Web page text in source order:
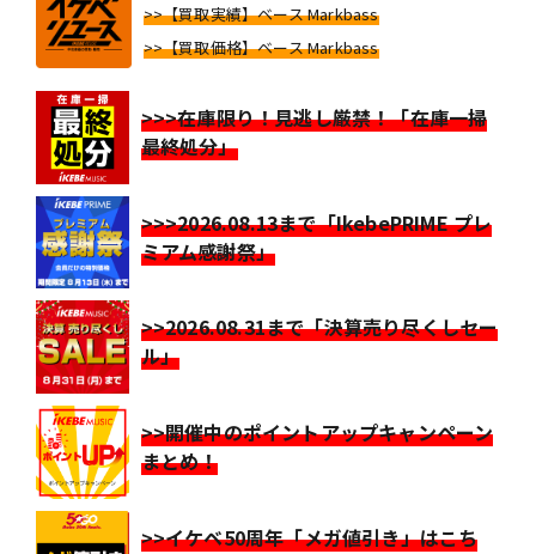
>>【買取実績】ベース Markbass
>>【買取価格】ベース Markbass
>>>在庫限り！見逃し厳禁！「在庫一掃
最終処分」
>>>2026.08.13まで「IkebePRIME プレ
ミアム感謝祭」
>>2026.08.31まで「決算売り尽くしセー
ル」
>>開催中のポイントアップキャンペーン
まとめ！
>>イケベ50周年「メガ値引き」はこち